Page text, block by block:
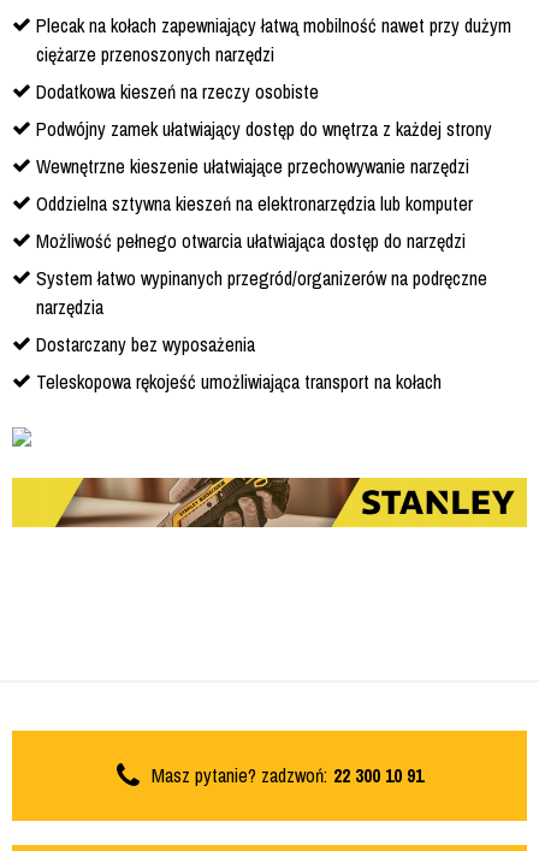
Plecak na kołach zapewniający łatwą mobilność nawet przy dużym
ciężarze przenoszonych narzędzi
Dodatkowa kieszeń na rzeczy osobiste
Podwójny zamek ułatwiający dostęp do wnętrza z każdej strony
Wewnętrzne kieszenie ułatwiające przechowywanie narzędzi
Oddzielna sztywna kieszeń na elektronarzędzia lub komputer
Możliwość pełnego otwarcia ułatwiająca dostęp do narzędzi
System łatwo wypinanych przegród/organizerów na podręczne
narzędzia
Dostarczany bez wyposażenia
Teleskopowa rękojeść umożliwiająca transport na kołach
Masz pytanie? zadzwoń: 22 300 10 91